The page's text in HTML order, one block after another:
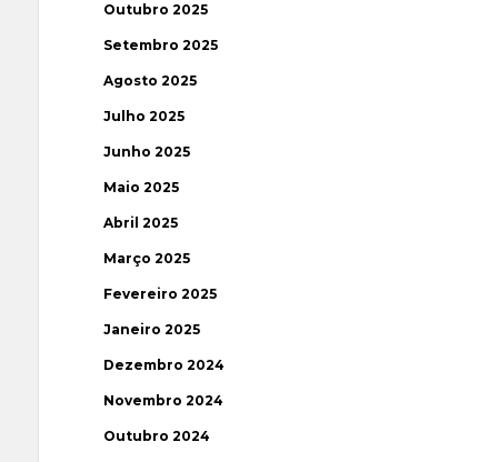
Outubro 2025
Setembro 2025
Agosto 2025
Julho 2025
Junho 2025
Maio 2025
Abril 2025
Março 2025
Fevereiro 2025
Janeiro 2025
Dezembro 2024
Novembro 2024
Outubro 2024